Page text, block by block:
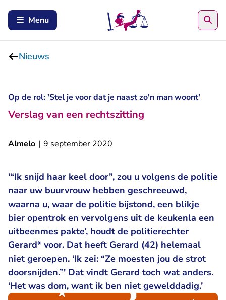
Menu
Nieuws
Op de rol: 'Stel je voor dat je naast zo'n man woont'
Verslag van een rechtszitting
Almelo | 9 september 2020
'“Ik snijd haar keel door”, zou u volgens de politie
naar uw buurvrouw hebben geschreeuwd,
waarna u, waar de politie bijstond, een blikje
bier opentrok en vervolgens uit de keukenla een
uitbeenmes pakte’, houdt de politierechter
Gerard* voor. Dat heeft Gerard (42) helemaal
niet geroepen. ‘Ik zei: “Ze moesten jou de strot
doorsnijden.”' Dat vindt Gerard toch wat anders.
‘Het was dom, want ik ben niet gewelddadig.’